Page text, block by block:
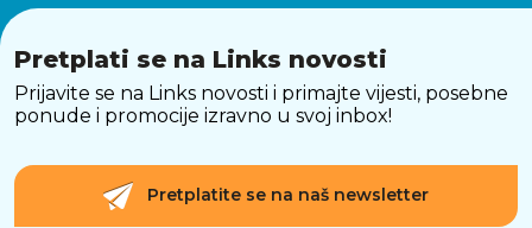
Soundcore Liberty 4 Pro kombinira naprednu
redukciju buke, kristalno jasne pozive i
dugotrajnu bateriju u elegantnom i udobnom
dizajnu. Bilo da ste ljubitelj glazbe,
profesionalac koji često telefonira ili igrač koji
vrhunsko iskustvo koje nadmašuje očekivanja.
Pretplati se na Links novosti
Prijavite se na Links novosti i primajte vijesti, posebne
ponude i promocije izravno u svoj inbox!
Pretplatite se na naš newsletter